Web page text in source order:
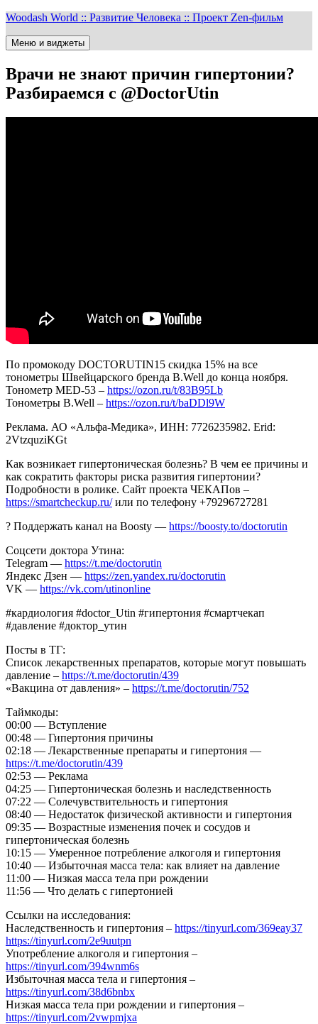
Перейти
содержимому
Woodash World :: Развитие Человека :: Проект Zen-фильм
Меню и виджеты
Врачи не знают причин гипертонии?
Разбираемся с @DoctorUtin
По промокоду DOCTORUTIN15 скидка 15% на все
тонометры Швейцарского бренда B.Well до конца ноября.
Тонометр МЕD-53 – https://ozon.ru/t/83B95Lb
Тонометры B.Well – https://ozon.ru/t/baDDl9W
Реклама. АО «Альфа-Медика», ИНН: 7726235982. Erid:
2VtzquziKGt
Как возникает гипертоническая болезнь? В чем ее причины и
как сократить факторы риска развития гипертонии?
Подробности в ролике. Сайт проекта ЧЕКАПов –
https://smartcheckup.ru/или по телефону +79296727281
? Поддержать канал на Boosty — https://boosty.to/doctorutin
Соцсети доктора Утина:
Telegram — https://t.me/doctorutin
Яндекс Дзен — https://zen.yandex.ru/doctorutin
VK — https://vk.com/utinonline
#кардиология #doctor_Utin #гипертония #смартчекап
#давление #доктор_утин
Посты в ТГ:
Список лекарственных препаратов, которые могут повышать
давление – https://t.me/doctorutin/439
«Вакцина от давления» – https://t.me/doctorutin/752
Таймкоды:
00:00 — Вступление
00:48 — Гипертония причины
02:18 — Лекарственные препараты и гипертония —
https://t.me/doctorutin/439
02:53 — Реклама
04:25 — Гипертоническая болезнь и наследственность
07:22 — Солечувствительность и гипертония
08:40 — Недостаток физической активности и гипертония
09:35 — Возрастные изменения почек и сосудов и
гипертоническая болезнь
10:15 — Умеренное потребление алкоголя и гипертония
10:40 — Избыточная масса тела: как влияет на давление
11:00 — Низкая масса тела при рождении
11:56 — Что делать с гипертонией
Ссылки на исследования:
Наследственность и гипертония – https://tinyurl.com/369eay37
https://tinyurl.com/2e9uutpn
Употребление алкоголя и гипертония –
https://tinyurl.com/394wnm6s
Избыточная масса тела и гипертония –
https://tinyurl.com/38d6bnbx
Низкая масса тела при рождении и гипертония –
https://tinyurl.com/2vwpmjxa